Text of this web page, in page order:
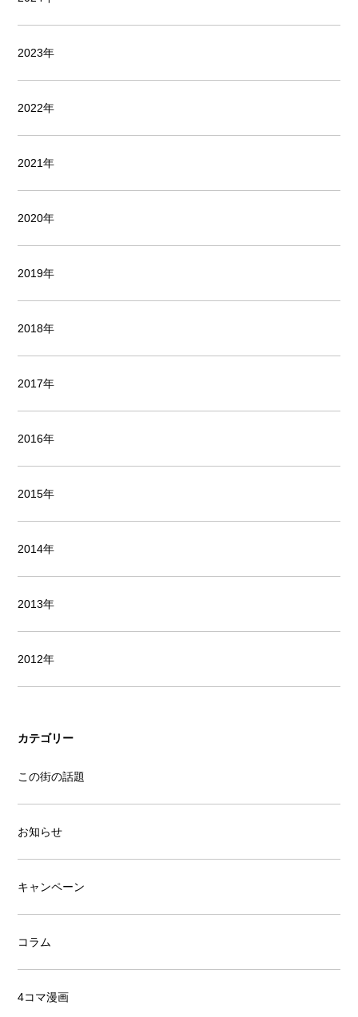
2023年
2022年
2021年
2020年
2019年
2018年
2017年
2016年
2015年
2014年
2013年
2012年
カテゴリー
この街の話題
お知らせ
キャンペーン
コラム
4コマ漫画